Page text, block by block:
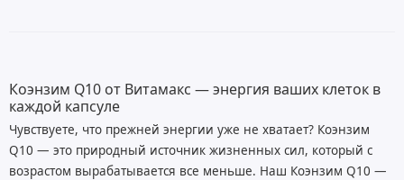
Коэнзим Q10 от Витамакс — энергия ваших клеток в
каждой капсуле
Чувствуете, что прежней энергии уже не хватает? Коэнзим
Q10 — это природный источник жизненных сил, который с
возрастом вырабатывается все меньше. Наш Коэнзим Q10 —